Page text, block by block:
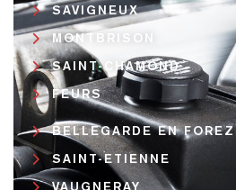
SAVIGNEUX
MONTBRISON
SAINT-CHAMOND
FEURS
BELLEGARDE EN FOREZ
SAINT-ETIENNE
VAUGNERAY